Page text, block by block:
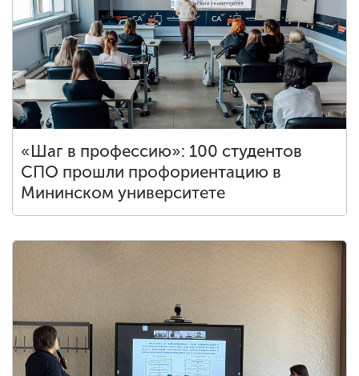
«Шаг в профессию»: 100 студентов
СПО прошли профориентацию в
Мининском университете